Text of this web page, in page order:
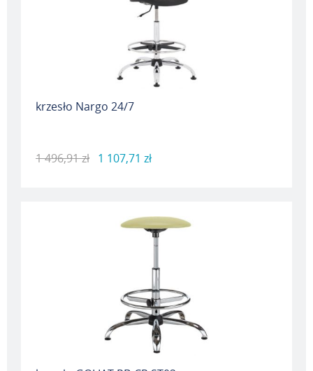
krzesło Nargo 24/7
1 496,91 zł 1 107,71 zł